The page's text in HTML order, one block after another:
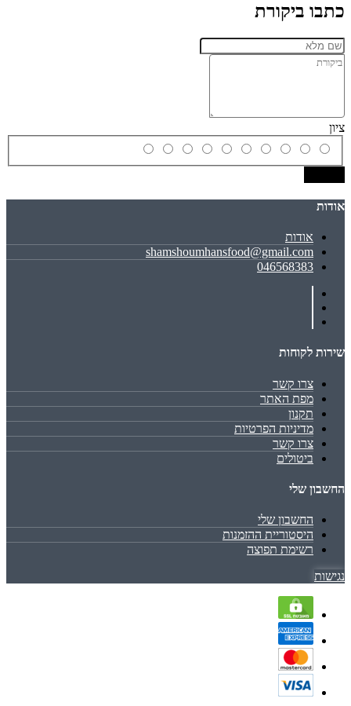
כתבו ביקורת
ציון
אודות
אודות
shamshoumhansfood@gmail.com
046568383
שירות לקוחות
צרו קשר
מפת האתר
תקנון
מדיניות הפרטיות
צרו קשר
ביטולים
החשבון שלי
החשבון שלי
היסטוריית ההזמנות
רשימת תפוצה
נגישות